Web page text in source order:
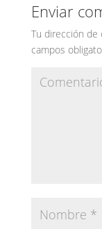
Enviar
Tu dirección de
campos